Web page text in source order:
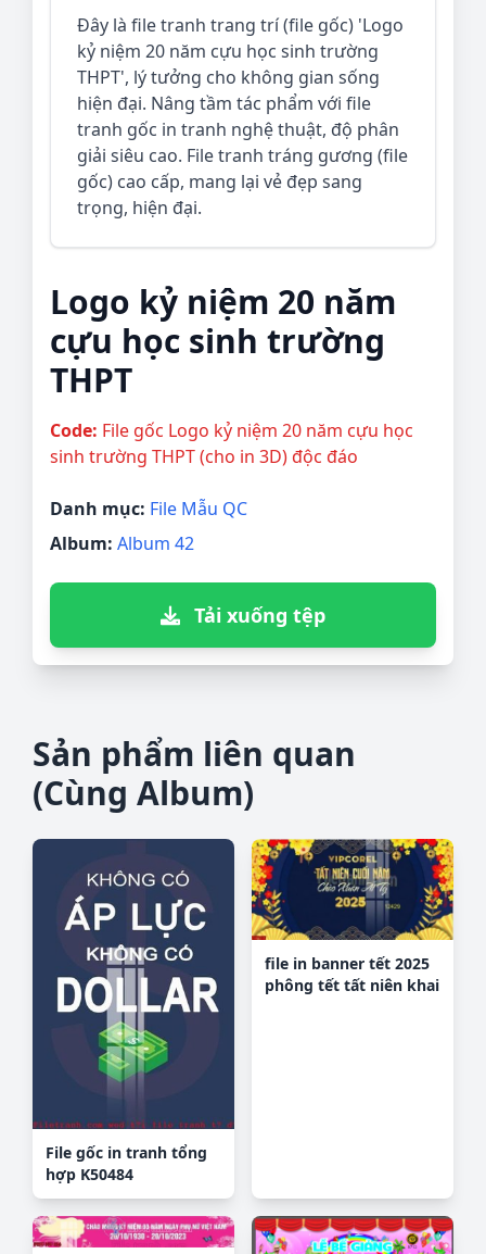
Đây là file tranh trang trí (file gốc) 'Logo
kỷ niệm 20 năm cựu học sinh trường
THPT', lý tưởng cho không gian sống
hiện đại. Nâng tầm tác phẩm với file
tranh gốc in tranh nghệ thuật, độ phân
giải siêu cao. File tranh tráng gương (file
gốc) cao cấp, mang lại vẻ đẹp sang
trọng, hiện đại.
Logo kỷ niệm 20 năm
cựu học sinh trường
THPT
Code: File gốc Logo kỷ niệm 20 năm cựu học
sinh trường THPT (cho in 3D) độc đáo
Danh mục: File Mẫu QC
Album: Album 42
Tải xuống tệp
Sản phẩm liên quan
(Cùng Album)
File gốc in tranh tổng
hợp K50484
file in banner tết 2025
phông tết tất niên khai